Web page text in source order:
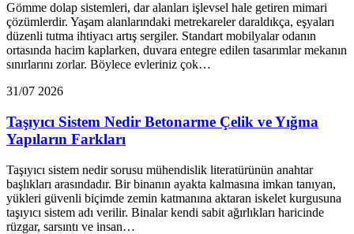
Gömme dolap sistemleri, dar alanları işlevsel hale getiren mimari
çözümlerdir. Yaşam alanlarındaki metrekareler daraldıkça, eşyaları
düzenli tutma ihtiyacı artış sergiler. Standart mobilyalar odanın
ortasında hacim kaplarken, duvara entegre edilen tasarımlar mekanın
sınırlarını zorlar. Böylece evleriniz çok…
31/07 2026
Taşıyıcı Sistem Nedir Betonarme Çelik ve Yığma
Yapıların Farkları
Taşıyıcı sistem nedir sorusu mühendislik literatürünün anahtar
başlıkları arasındadır. Bir binanın ayakta kalmasına imkan tanıyan,
yükleri güvenli biçimde zemin katmanına aktaran iskelet kurgusuna
taşıyıcı sistem adı verilir. Binalar kendi sabit ağırlıkları haricinde
rüzgar, sarsıntı ve insan…